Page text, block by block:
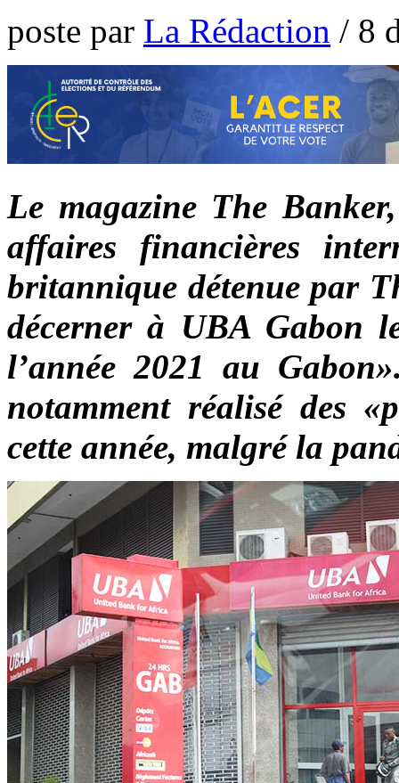
poste par La Rédaction / 8
Le magazine The
affaires financières
britannique détenue par
décerner à UBA Gabon
l’année 2021 au
notamment réalisé des
cette année, malgré la